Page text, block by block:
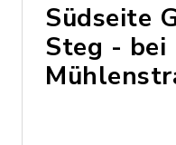
Südseite
Steg - bei